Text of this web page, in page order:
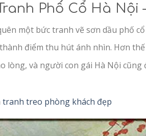
Phố Cổ Hà
một bức tranh vẽ sơn dầu phố
điểm thu hút ánh nhìn. Hơn
lòng, và người con gái Hà Nội
tranh treo phòng khách đẹp